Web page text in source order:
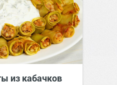
из кабачков